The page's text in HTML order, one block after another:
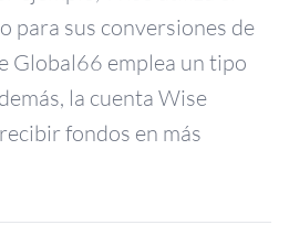
para sus conversiones de
Global66 emplea un tipo
la cuenta Wise
fondos en más